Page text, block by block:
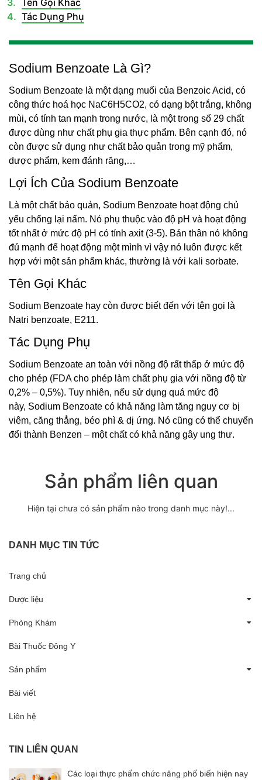
Tác Dụng Phụ
Sodium Benzoate Là Gì?
Sodium Benzoate là một dạng muối của Benzoic Acid, có
công thức hoá học NaC6H5CO2, có dạng bột trắng, không
mùi, có tính tan mạnh trong nước, là một trong số 29 chất
được dùng như chất phụ gia thực phẩm. Bên cạnh đó, nó
còn được sử dụng như chất bảo quản trong mỹ phẩm,
dược phẩm, kem đánh răng,…
Lợi Ích Của Sodium Benzoate
Là một chất bảo quản, Sodium Benzoate hoạt động chủ
yếu chống lại nấm. Nó phụ thuộc vào độ pH và hoạt động
tốt nhất ở mức độ pH có tính axit (3-5). Bản thân nó không
đủ mạnh để hoạt động một mình vì vậy nó luôn được kết
hợp với một sản phẩm khác, thường là với kali sorbate.
Tên Gọi Khác
Sodium Benzoate hay còn được biết đến với tên gọi là
Natri benzoate, E211.
Tác Dụng Phụ
Sodium Benzoate an toàn với nồng độ rất thấp ở mức độ
cho phép (FDA cho phép làm chất phụ gia với nồng độ từ
0,2% – 0,5%). Tuy nhiên, nếu sử dụng quá mức độ
này, Sodium Benzoate có khả năng làm tăng nguy cơ bị
viêm, căng thẳng, béo phì & dị ứng. Nó cũng có thể chuyển
đổi thành Benzen – một chất có khả năng gây ung thư.
Sản phẩm liên quan
Hiện tại chưa có sản phẩm nào trong danh mục này!...
DANH MỤC TIN TỨC
Trang chủ
Dược liệu
Phòng Khám
Bài Thuốc Đông Y
Sản phẩm
Bài viết
Liên hệ
TIN LIÊN QUAN
Các loại thực phẩm chức năng phổ biến hiện nay